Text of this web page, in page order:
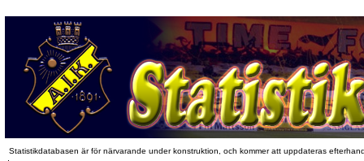
Statistikdatabasen är för närvarande under konstruktion, och kommer att uppdateras